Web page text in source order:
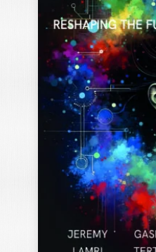
LES
FRANÇOISE
CLOTILDE CORON
HUGO GAILLARD
Ouvrage labellisé
catégorie «
collectif » En